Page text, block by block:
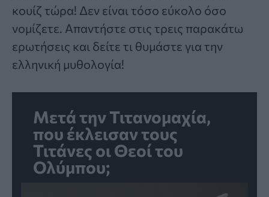
κουίζ τώρα! Δεν είναι τόσο εύκολο όσο
νομίζετε. Απαντήστε στις τρεις παρακάτω
ερωτήσεις και δείτε τι θυμάστε για την
ελληνική μυθολογία!
Μετά την Τιτανομαχία,
που έκλεισαν τους
Τιτάνες οι Θεοί του
Ολύμπου;